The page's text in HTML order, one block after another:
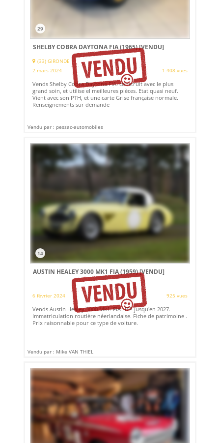
29
SHELBY COBRA DAYTONA FIA (1965)[VENDU]
(33) GIRONDE
2 mars 2024
1 408 vues
Vends Shelby Cobra Daytona FIA. construit avec le plus
grand soin, et utilise el meilleures pièces. Etat quasi neuf.
Vient avec son PTH, et une carte Grise française normale.
Renseignements sur demande
Vendu par : pessac-automobiles
14
AUSTIN HEALEY 3000 MK1 FIA (1959)[VENDU]
6 février 2024 925 vues
Vends Austin Healey 3000 Mk1. FIA HTP jusqu'en 2027.
Immatriculation routière néerlandaise. Fiche de patrimoine .
Prix raisonnable pour ce type de voiture.
Vendu par : Mike VAN THIEL